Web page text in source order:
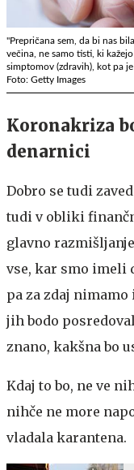
"Prepričana sem, da bi nas
večina, ne samo tisti, ki
simptomov (zdravih), kot pa
Foto: Getty Images
Koronakriza
denarnici
Dobro se tudi
tudi v obliki
glavno
vse, kar smo imeli
pa za zdaj
jih bodo
znano, kakšna bo
Kdaj to bo, ne ve
nihče ne more
vladala karantena.